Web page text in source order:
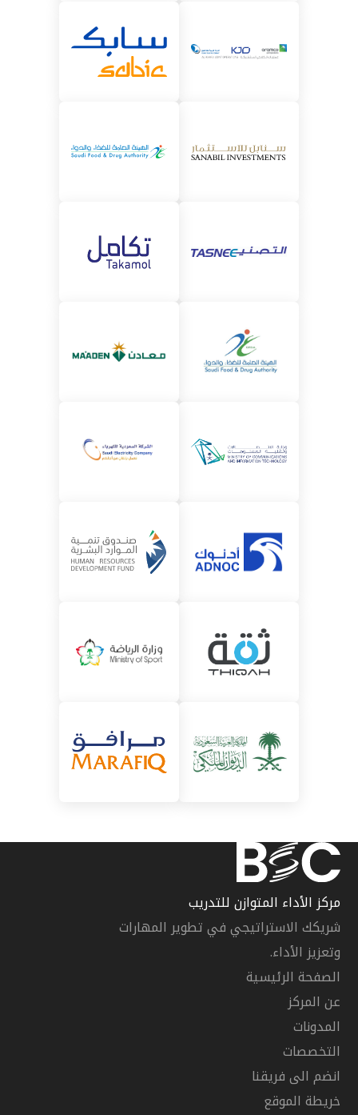
مركز الأداء المتوازن للتدريب
شريكك الاستراتيجي في تطوير المهارات
وتعزيز الأداء.
الصفحة الرئيسية
عن المركز
المدونات
التخصصات
انضم الى فريقنا
خريطة الموقع